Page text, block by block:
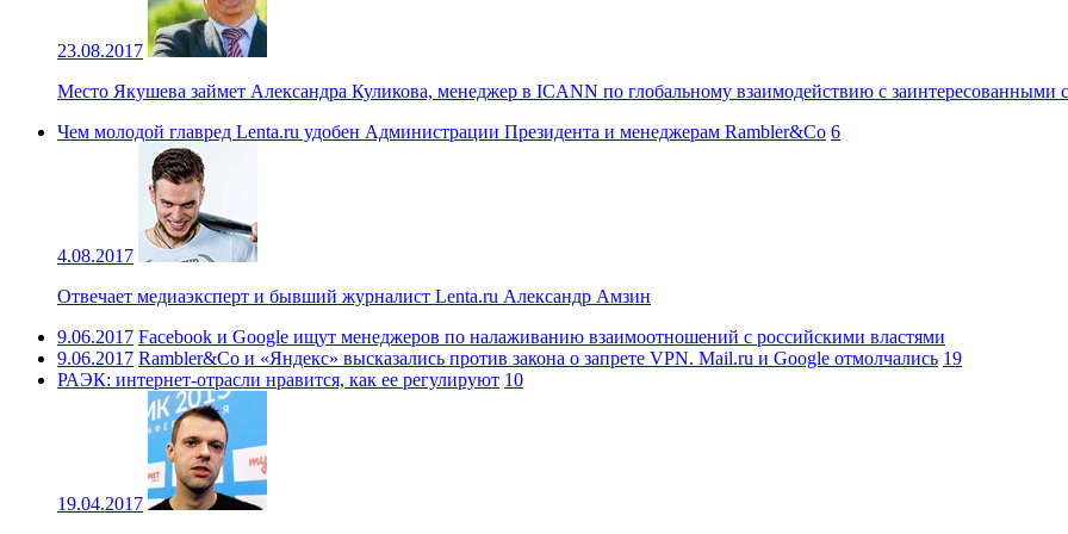
23.08.2017
Место Якушева займет Александра Куликова, менеджер в ICANN по глобальному взаимодействию с
Чем молодой главред Lenta.ru удобен Администрации Президента и менеджерам Rambler&Co 6
4.08.2017
Отвечает медиаэксперт и бывший журналист Lenta.ru Александр Амзин
9.06.2017 Facebook и Google ищут менеджеров по налаживанию взаимоотношений с российскими властями
9.06.2017 Rambler&Co и «Яндекс» высказались против закона о запрете VPN. Mail.ru и Google отмолчались 19
РАЭК: интернет-отрасли нравится, как ее регулируют 10
19.04.2017